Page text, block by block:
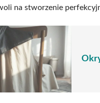
na stworzenie